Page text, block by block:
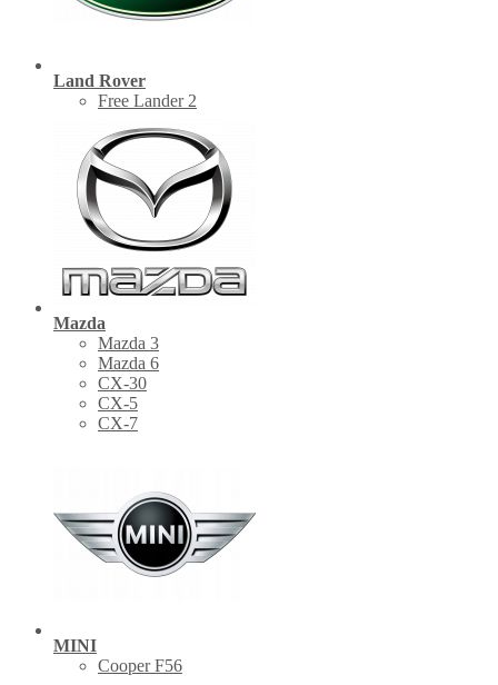
Land Rover
Free Lander 2
Mazda
Mazda 3
Mazda 6
CX-30
СХ-5
CX-7
MINI
Cooper F56